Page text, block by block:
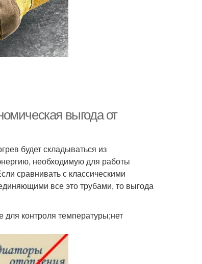
выгода от
будет складываться из
необходимую для работы
сравнивать с классическими
все это трубами, то выгода
для контроля температуры;нет